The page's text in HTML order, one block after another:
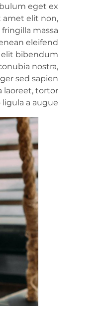
eget ex
amet elit non,
massa
eleifend
elit bibendum
nostra,
sed sapien
laoreet, tortor
a augue.